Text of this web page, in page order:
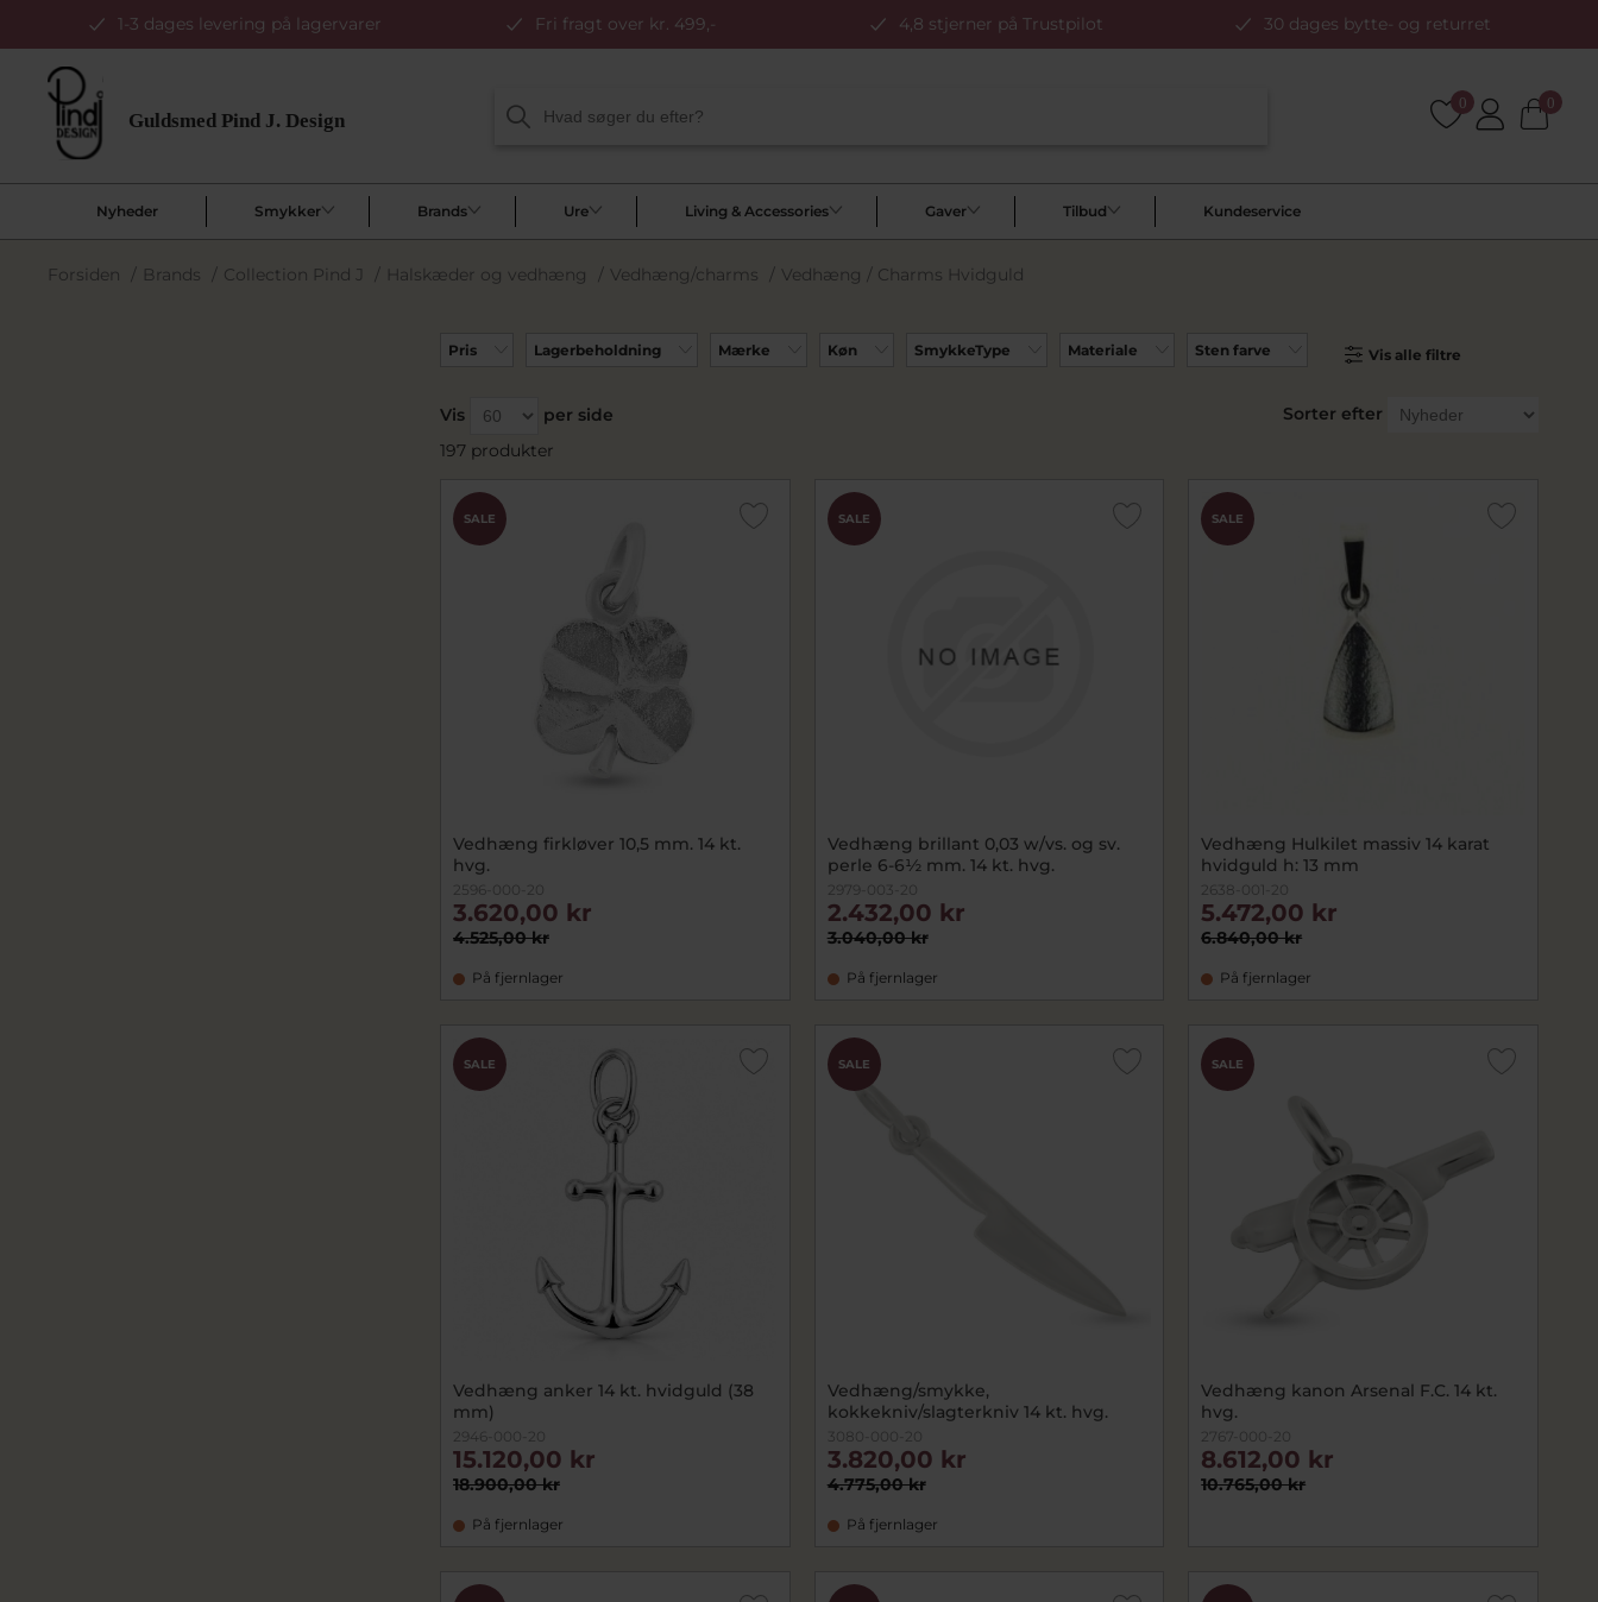
1-3 dages levering på lagervarer Fri fragt over kr. 499,- 4,8 stjerner på Trustpilot 30 dages bytte- og returret
0 0
Nyheder Smykker Brands Ure Living & Accessories Gaver Tilbud Kundeservice
Forsiden / Brands / Collection Pind J / Halskæder og vedhæng / Vedhæng/charms / Vedhæng / Charms Hvidguld
Pris Lagerbeholdning Mærke Køn SmykkeType Materiale Sten farve Vis alle filtre
Sorter efter
Vis
per side
197 produkter
SALE
Vedhæng firkløver 10,5 mm. 14 kt.
hvg.
2596-000-20
4.525,00 kr
3.620,00 kr
På fjernlager
SALE
Vedhæng brillant 0,03 w/vs. og sv.
perle 6-6½ mm. 14 kt. hvg.
2979-003-20
3.040,00 kr
2.432,00 kr
På fjernlager
SALE
Vedhæng Hulkilet massiv 14 karat
hvidguld h: 13 mm
2638-001-20
6.840,00 kr
5.472,00 kr
På fjernlager
SALE
Vedhæng anker 14 kt. hvidguld (38
mm)
2946-000-20
18.900,00 kr
15.120,00 kr
På fjernlager
SALE
Vedhæng/smykke,
kokkekniv/slagterkniv 14 kt. hvg.
3080-000-20
4.775,00 kr
3.820,00 kr
På fjernlager
SALE
Vedhæng kanon Arsenal F.C. 14 kt.
hvg.
2767-000-20
10.765,00 kr
8.612,00 kr